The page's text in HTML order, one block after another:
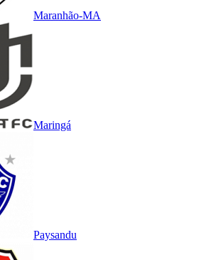
Maranhão-MA
Maringá
Paysandu